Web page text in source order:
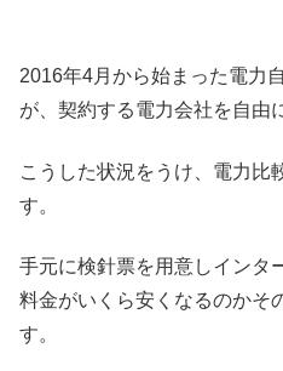
2016年4月から始まった電力
が、契約する電力会社を自由
こうした状況をうけ、電力比
す。
手元に検針票を用意しインタ
料金がいくら安くなるのかそ
す。